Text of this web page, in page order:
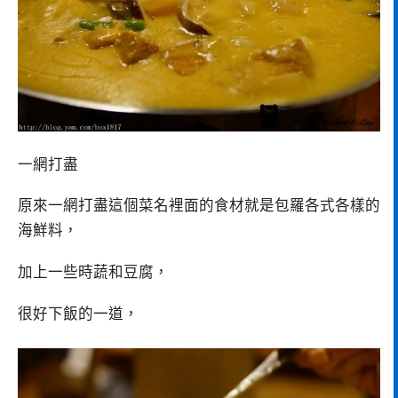
一網打盡
原來一網打盡這個菜名裡面的食材就是包羅各式各樣的
海鮮料，
加上一些時蔬和豆腐，
很好下飯的一道，